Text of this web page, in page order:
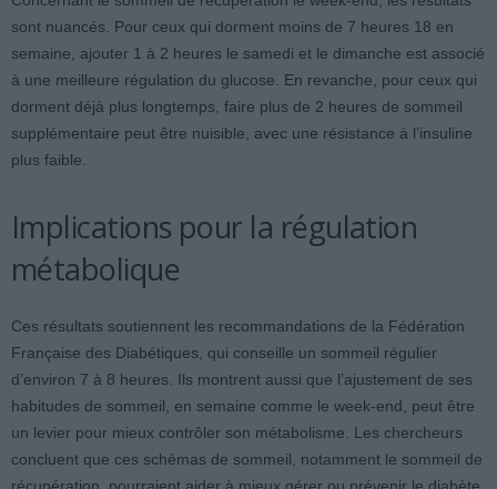
sont nuancés. Pour ceux qui dorment moins de 7 heures 18 en
semaine, ajouter 1 à 2 heures le samedi et le dimanche est associé
à une meilleure régulation du glucose. En revanche, pour ceux qui
dorment déjà plus longtemps, faire plus de 2 heures de sommeil
supplémentaire peut être nuisible, avec une résistance à l’insuline
plus faible.
Implications pour la régulation
métabolique
Ces résultats soutiennent les recommandations de la Fédération
Française des Diabétiques, qui conseille un sommeil régulier
d’environ 7 à 8 heures. Ils montrent aussi que l’ajustement de ses
habitudes de sommeil, en semaine comme le week-end, peut être
un levier pour mieux contrôler son métabolisme. Les chercheurs
concluent que ces schémas de sommeil, notamment le sommeil de